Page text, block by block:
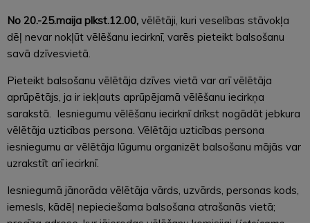
No 20.-25.maija plkst.12.00, vēlētāji, kuri veselības stāvokļa
dēļ nevar nokļūt vēlēšanu iecirknī, varēs pieteikt balsošanu
savā dzīvesvietā.
Pieteikt balsošanu vēlētāja dzīves vietā var arī vēlētāja
aprūpētājs, ja ir iekļauts aprūpējamā vēlēšanu iecirkņa
sarakstā. Iesniegumu vēlēšanu iecirknī drīkst nogādāt jebkura
vēlētāja uzticības persona. Vēlētāja uzticības persona
iesniegumu ar vēlētāja lūgumu organizēt balsošanu mājās var
uzrakstīt arī iecirknī.
Iesniegumā jānorāda vēlētāja vārds, uzvārds, personas kods,
iemesls, kādēļ nepieciešama balsošana atrašanās vietā;